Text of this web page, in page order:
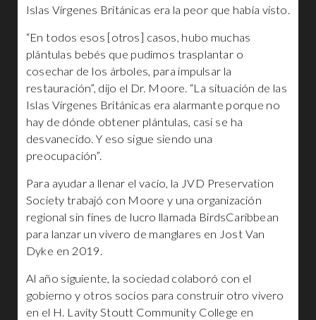
Islas Vírgenes Británicas era la peor que había visto.
“En todos esos [otros] casos, hubo muchas
plántulas bebés que pudimos trasplantar o
cosechar de los árboles, para impulsar la
restauración”, dijo el Dr. Moore. “La situación de las
Islas Vírgenes Británicas era alarmante porque no
hay de dónde obtener plántulas, casi se ha
desvanecido. Y eso sigue siendo una
preocupación”.
Para ayudar a llenar el vacío, la JVD Preservation
Society trabajó con Moore y una organización
regional sin fines de lucro llamada BirdsCaribbean
para lanzar un vivero de manglares en Jost Van
Dyke en 2019.
Al año siguiente, la sociedad colaboró ​​con el
gobierno y otros socios para construir otro vivero
en el H. Lavity Stoutt Community College en